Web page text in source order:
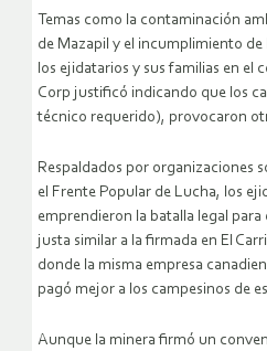
Temas como la contaminación
de Mazapil y el incumplimiento
los ejidatarios y sus familias en el
Corp justificó indicando que los
técnico requerido), provocaron
Respaldados por organizaciones
el Frente Popular de Lucha, los
emprendieron la batalla legal
justa similar a la firmada en El
donde la misma empresa
pagó mejor a los campesinos de
Aunque la minera firmó un